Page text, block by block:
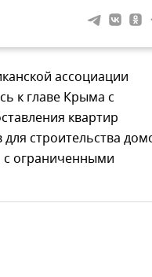
ассоциации
к главе Крыма с
квартир
строительства
с ограниченными